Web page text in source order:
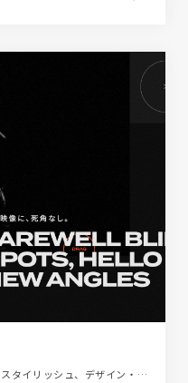
コーポレートサイト、サービス紹介、スタイリッシュ、デザイン・アート・音楽・文芸、ブラック系 、ポップ、動画が流れる